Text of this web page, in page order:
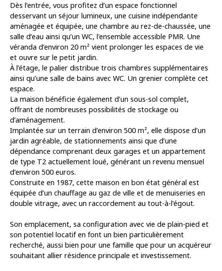
Dès l’entrée, vous profitez d’un espace fonctionnel
desservant un séjour lumineux, une cuisine indépendante
aménagée et équipée, une chambre au rez-de-chaussée, une
salle d’eau ainsi qu’un WC, l'ensemble accessible PMR. Une
véranda d’environ 20 m² vient prolonger les espaces de vie
et ouvre sur le petit jardin.
À l’étage, le palier distribue trois chambres supplémentaires
ainsi qu’une salle de bains avec WC. Un grenier complète cet
espace.
La maison bénéficie également d’un sous-sol complet,
offrant de nombreuses possibilités de stockage ou
d’aménagement.
Implantée sur un terrain d’environ 500 m², elle dispose d’un
jardin agréable, de stationnements ainsi que d’une
dépendance comprenant deux garages et un appartement
de type T2 actuellement loué, générant un revenu mensuel
d’environ 500 euros.
Construite en 1987, cette maison en bon état général est
équipée d’un chauffage au gaz de ville et de menuiseries en
double vitrage, avec un raccordement au tout-à-l’égout.
Son emplacement, sa configuration avec vie de plain-pied et
son potentiel locatif en font un bien particulièrement
recherché, aussi bien pour une famille que pour un acquéreur
souhaitant allier résidence principale et investissement.